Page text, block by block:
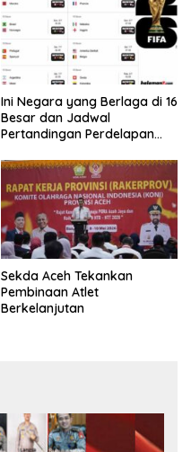
Ini Negara yang Berlaga di 16
Besar dan Jadwal
Pertandingan Perdelapan
Sekda Aceh Tekankan
Pembinaan Atlet
Berkelanjutan